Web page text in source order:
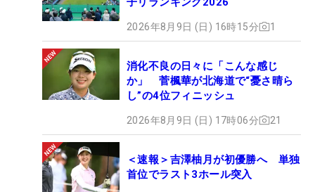
2026年8月9日 (日) 16時15分 1
消化不良の日々に「こんな感じ
か」 菅楓華が北海道で“憂さ晴ら
し”の4位フィニッシュ
2026年8月9日 (日) 17時06分 21
＜速報＞吉澤柚月が初優勝へ 単独
首位でラスト3ホール突入